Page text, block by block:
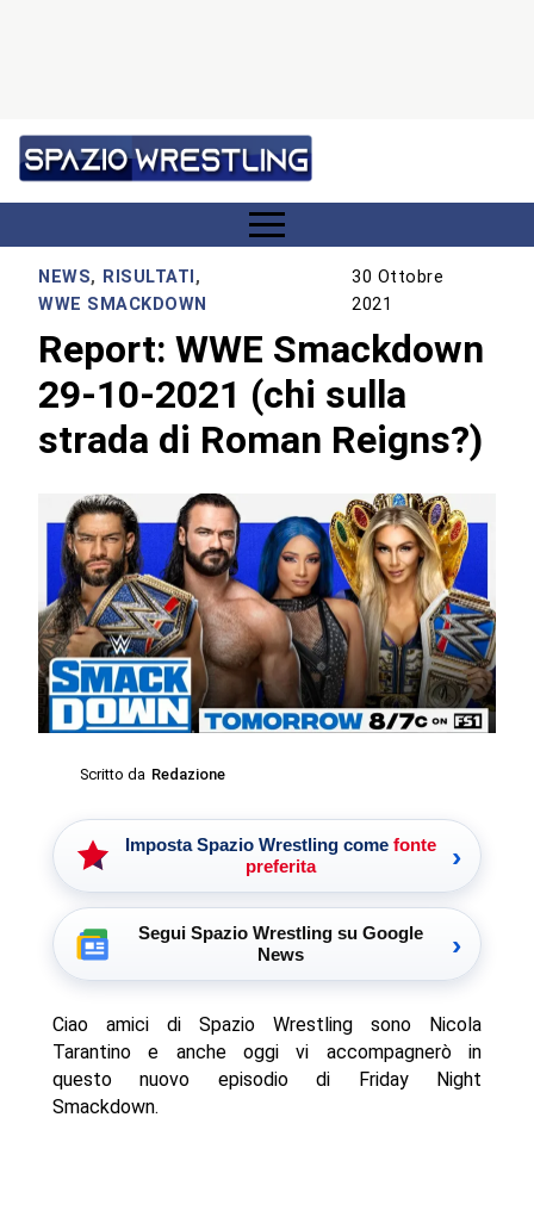
NEWS, RISULTATI,
WWE SMACKDOWN
30 Ottobre
2021
Report: WWE Smackdown
29-10-2021 (chi sulla
strada di Roman Reigns?)
Scritto da Redazione
Imposta Spazio Wrestling come fonte
preferita
›
Segui Spazio Wrestling su Google
News
›
Ciao amici di Spazio Wrestling sono Nicola
Tarantino e anche oggi vi accompagnerò in
questo nuovo episodio di Friday Night
Smackdown.